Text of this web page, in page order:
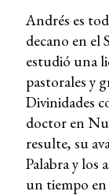
Andrés es
decano en el
estudió una
pastorales y
Divinidades
doctor en
resulte, su
Palabra y los
un tiempo en